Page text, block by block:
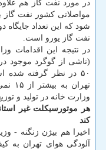
شود كه این تعداد جایگاه
نفت گاز یورو است.
(ناشی از گوگرد موجود
۵۰ در نظر گرفته شده
وزارت خانه در تولید و
كند
اخیرا هم بیژن زنگنه -
آلودگی هوای تهران به